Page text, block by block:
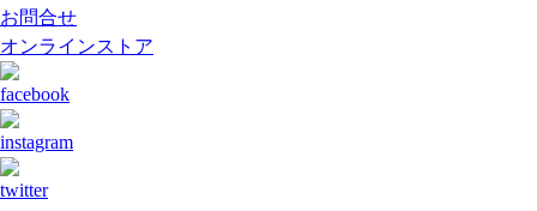
お問合せ
オンラインストア